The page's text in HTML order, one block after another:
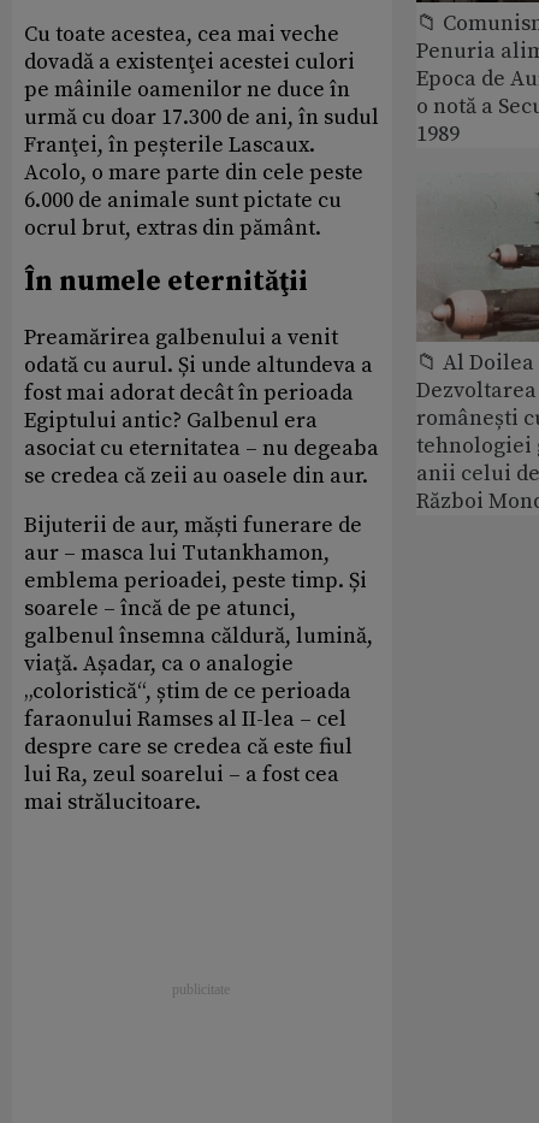
Cu toate acestea, cea mai veche
dovadă a existenţei acestei culori
pe mâinile oamenilor ne duce în
urmă cu doar 17.300 de ani, în sudul
Franţei, în peșterile Lascaux.
Acolo, o mare parte din cele peste
6.000 de animale sunt pictate cu
ocrul brut, extras din pământ.
În numele eternităţii
Preamărirea galbenului a venit
odată cu aurul. Și unde altundeva a
fost mai adorat decât în perioada
Egiptului antic? Galbenul era
asociat cu eternitatea – nu degeaba
se credea că zeii au oasele din aur.
Bijuterii de aur, măști funerare de
aur – masca lui Tutankhamon,
emblema perioadei, peste timp. Și
soarele – încă de pe atunci,
galbenul însemna căldură, lumină,
viaţă. Așadar, ca o analogie
„coloristică“, știm de ce perioada
faraonului Ramses al II-lea – cel
despre care se credea că este fiul
lui Ra, zeul soarelui – a fost cea
mai strălucitoare.
📁
Penuria
Epoca de
o notă a
1989
📁 Al
românești
tehnologiei
anii celui
Război